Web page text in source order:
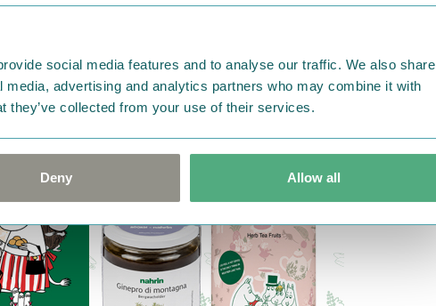
social media features and to analyse our traffic. We also share
advertising and analytics partners who may combine it with
they’ve collected from your use of their services.
Deny Allow all